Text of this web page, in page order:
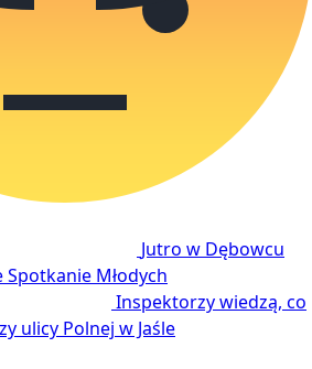
Jutro w Dębowcu
Młodych
Inspektorzy wiedzą, co
ulicy Polnej w Jaśle